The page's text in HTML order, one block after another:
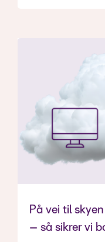
På vei til
– så sikrer vi